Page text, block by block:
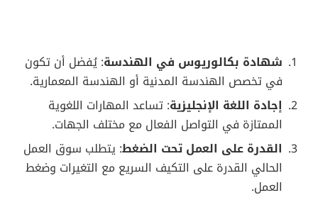
شهادة بكالوريوس في الهندسة: يُفضل أن تكون
في تخصص الهندسة المدنية أو الهندسة المعمارية.
إجادة اللغة الإنجليزية: تساعد المهارات اللغوية
الممتازة في التواصل الفعال مع مختلف الجهات.
القدرة على العمل تحت الضغط: يتطلب سوق العمل
الحالي القدرة على التكيف السريع مع التغيرات وضغط
العمل.